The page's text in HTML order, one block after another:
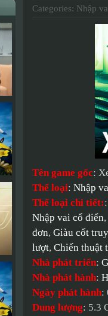
Categories: Nhập
Tên game gốc:
Thể loại: Nhập
Thể loại chi tiết:
Nhập vai cổ điển,
đơn, Giàu cốt
lượt, Chiến thuật
Nhà phát triển:
Nhà phát hành:
Ngày phát hành:
Dung lượng: 5.3